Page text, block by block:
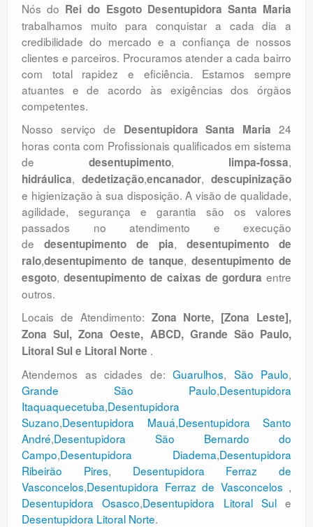
Nós do Rei do Esgoto Desentupidora Santa Maria
trabalhamos muito para conquistar a cada dia a
credibilidade do mercado e a confiança de nossos
clientes e parceiros. Procuramos atender a cada bairro
com total rapidez e eficiência. Estamos sempre
atuantes e de acordo às exigências dos órgãos
competentes.
Nosso serviço de Desentupidora Santa Maria 24
horas conta com Profissionais qualificados em sistema
de desentupimento, limpa-fossa,
hidráulica, dedetização,encanador, descupinização
e higienização à sua disposição. A visão de qualidade,
agilidade, segurança e garantia são os valores
passados no atendimento e execução
de desentupimento de pia, desentupimento de
ralo,desentupimento de tanque, desentupimento de
esgoto, desentupimento de caixas de gordura entre
outros.
Locais de Atendimento: Zona Norte, [Zona Leste],
Zona Sul, Zona Oeste, ABCD, Grande São Paulo,
Litoral Sul e Litoral Norte .
Atendemos as cidades de: Guarulhos, São Paulo,
Grande São Paulo,Desentupidora
Itaquaquecetuba,Desentupidora
Suzano,Desentupidora Mauá,Desentupidora Santo
André,Desentupidora São Bernardo do
Campo,Desentupidora Diadema,Desentupidora
Ribeirão Pires, Desentupidora Ferraz de
Vasconcelos,Desentupidora Ferraz de Vasconcelos ,
Desentupidora Osasco,Desentupidora Litoral Sule
Desentupidora Litoral Norte.